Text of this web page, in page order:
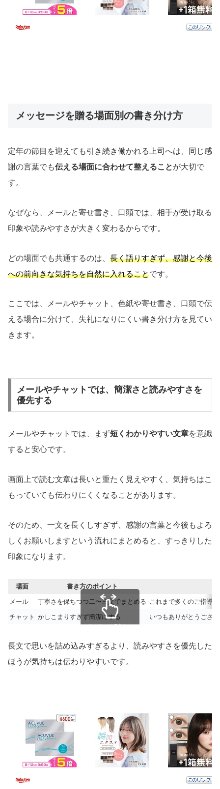
メッセージを贈る場面別の書き分け方
定年の節目を迎えても引き続き働かれる上司へは、同じ感
謝の言葉でも伝える場面に合わせて整えることが大切で
す。
なぜなら、メールと寄せ書き、口頭では、相手が受け取る
印象や読みやすさが大きく変わるからです。
どの場面でも共通するのは、 長く語りすぎず、感謝と今後
への前向きな気持ちを自然に入れることです。
ここでは、メールやチャット、色紙や寄せ書き、口頭で伝
える場合に分けて、失礼になりにくい書き分け方を見てい
きます。
メールやチャットでは、簡潔さと読みやすさを
優先する
メールやチャットでは、まず短くわかりやすい文章を意識
すると安心です。
画面上で読む文章は長いと重たく見えやすく、気持ちはこ
もっていても伝わりにくくなることがあります。
そのため、一文を長くしすぎず、感謝の言葉と今後もよろ
しくお願いしますという流れにまとめると、すっきりした
印象になります。
場面 書き方のポイント
メール 丁寧さを保ちつつ二〜三文でまとめる これまで多くのご指導
チャット かしこまりすぎず簡潔にする いつもありがとうござ
スクロールできます
長文で思いを詰め込みすぎるより、読みやすさを優先した
ほうが気持ちは伝わりやすいです。